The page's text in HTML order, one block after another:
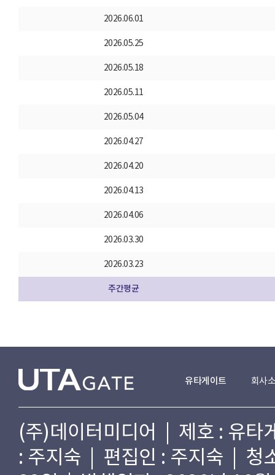
2026.06.01
2026.05.25
2026.05.18
2026.05.11
2026.05.04
2026.04.27
2026.04.20
2026.04.13
2026.04.06
2026.03.30
2026.03.23
주간평균
유타게이트 회사
(주)데이터미디어 | 제호 : 유
: 주지숙 | 편집인 : 주지숙 | 청